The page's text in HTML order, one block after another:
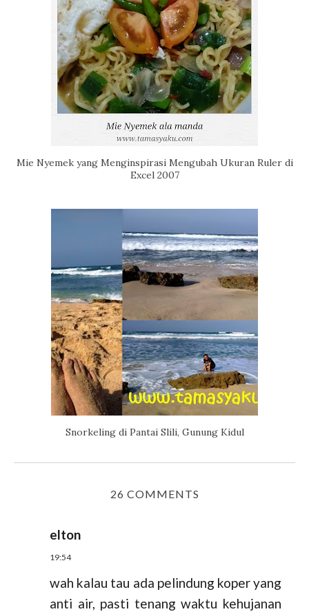
Mie Nyemek yang Menginspirasi Mengubah Ukuran Ruler di
Excel 2007
Snorkeling di Pantai Slili, Gunung Kidul
26 COMMENTS
elton
19:54
wah kalau tau ada pelindung koper yang
anti air, pasti tenang waktu kehujanan